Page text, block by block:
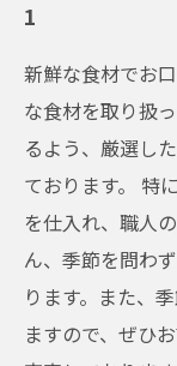
1
新鮮な食材でお
な食材を取り扱
るよう、厳選し
ております。 特
を仕入れ、職人
ん、季節を問わ
ります。また、
ますので、ぜひ